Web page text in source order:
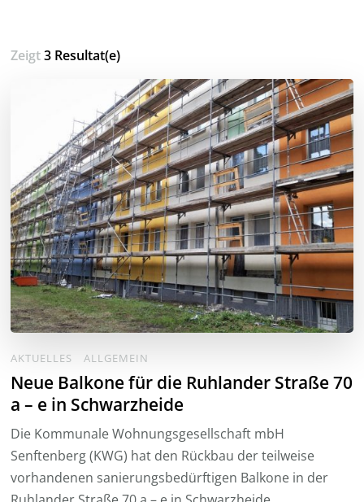
Zeigt3 Resultat(e)
AKTUELLES ALLGEMEIN
Neue Balkone für die Ruhlander Straße 70
a – e in Schwarzheide
Die Kommunale Wohnungsgesellschaft mbH
Senftenberg (KWG) hat den Rückbau der teilweise
vorhandenen sanierungsbedürftigen Balkone in der